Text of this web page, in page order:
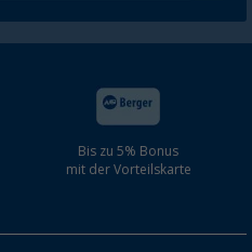
Bis zu 5% Bonus
mit der Vorteilskarte